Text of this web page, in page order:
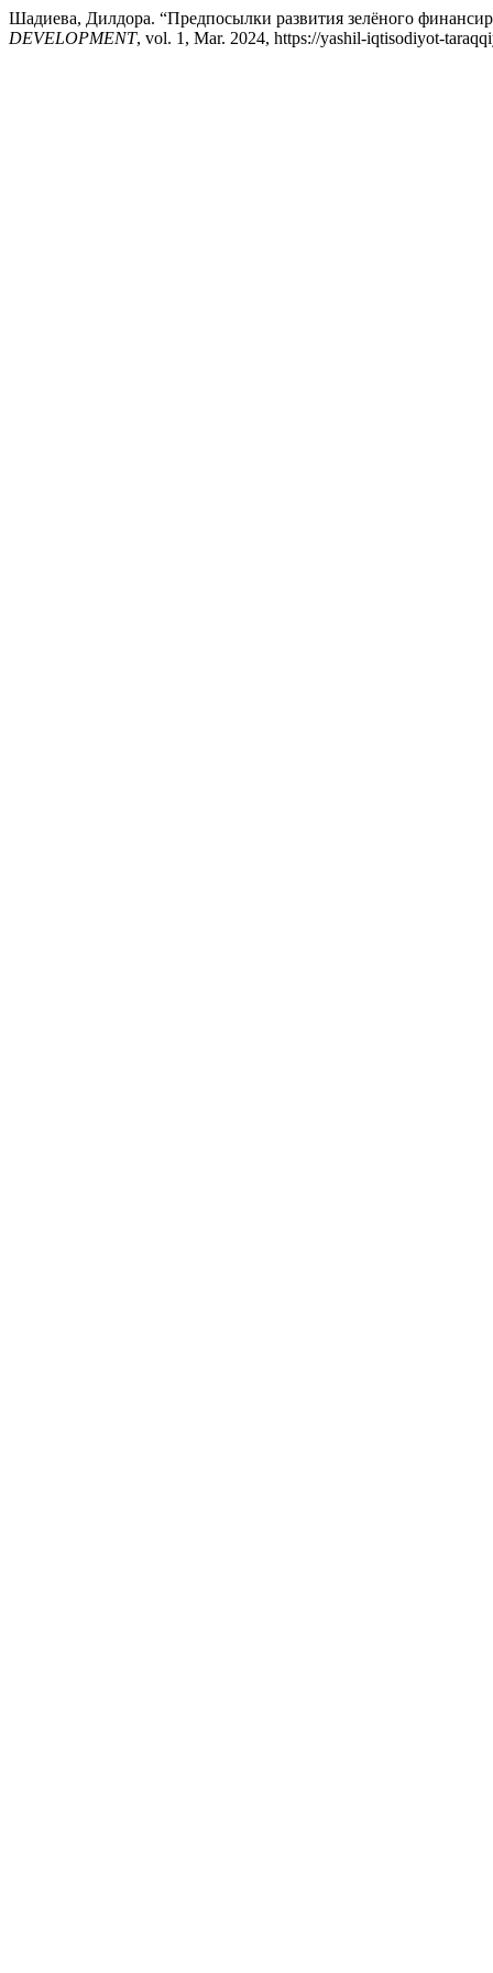
Шадиева, Дилдора. “Предпосылки развития зелёного
DEVELOPMENT, vol. 1, Mar. 2024, https://yashil-iqtisodiyot-